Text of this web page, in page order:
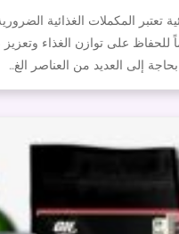
تعتبر المكملات الغذائية
على توازن الغذاء
إلى العديد من العناصر الغ…